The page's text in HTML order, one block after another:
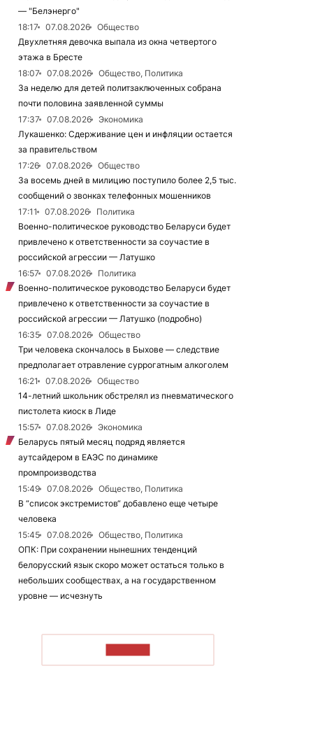
— "Белэнерго"
18:17
07.08.2026
Общество
Двухлетняя девочка выпала из окна четвертого
этажа в Бресте
18:07
07.08.2026
Общество, Политика
За неделю для детей политзаключенных собрана
почти половина заявленной суммы
17:37
07.08.2026
Экономика
Лукашенко: Сдерживание цен и инфляции остается
за правительством
17:26
07.08.2026
Общество
За восемь дней в милицию поступило более 2,5 тыс.
сообщений о звонках телефонных мошенников
17:11
07.08.2026
Политика
Военно-политическое руководство Беларуси будет
привлечено к ответственности за соучастие в
российской агрессии — Латушко
16:57
07.08.2026
Политика
Военно-политическое руководство Беларуси будет
привлечено к ответственности за соучастие в
российской агрессии — Латушко (подробно)
16:35
07.08.2026
Общество
Три человека скончалось в Быхове — следствие
предполагает отравление суррогатным алкоголем
16:21
07.08.2026
Общество
14-летний школьник обстрелял из пневматического
пистолета киоск в Лиде
15:57
07.08.2026
Экономика
Беларусь пятый месяц подряд является
аутсайдером в ЕАЭС по динамике
промпроизводства
15:49
07.08.2026
Общество, Политика
В “список экстремистов“ добавлено еще четыре
человека
15:45
07.08.2026
Общество, Политика
ОПК: При сохранении нынешних тенденций
белорусский язык скоро может остаться только в
небольших сообществах, а на государственном
уровне — исчезнуть